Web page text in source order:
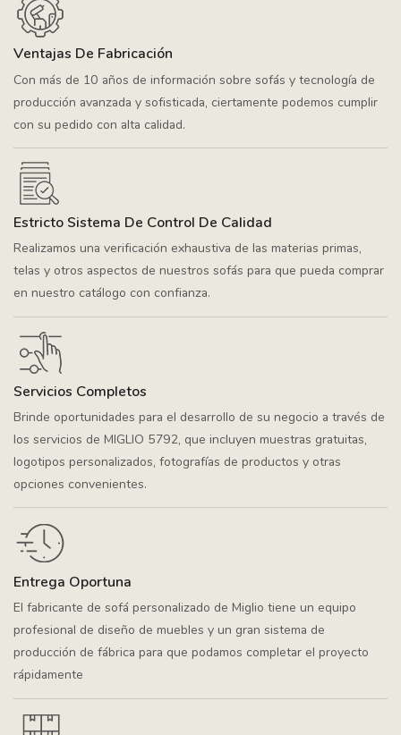
Ventajas De Fabricación
Con más de 10 años de información sobre sofás y tecnología de
producción avanzada y sofisticada, ciertamente podemos cumplir
con su pedido con alta calidad.
Estricto Sistema De Control De Calidad
Realizamos una verificación exhaustiva de las materias primas,
telas y otros aspectos de nuestros sofás para que pueda comprar
en nuestro catálogo con confianza.
Servicios Completos
Brinde oportunidades para el desarrollo de su negocio a través de
los servicios de MIGLIO 5792, que incluyen muestras gratuitas,
logotipos personalizados, fotografías de productos y otras
opciones convenientes.
Entrega Oportuna
El fabricante de sofá personalizado de Miglio tiene un equipo
profesional de diseño de muebles y un gran sistema de
producción de fábrica para que podamos completar el proyecto
rápidamente